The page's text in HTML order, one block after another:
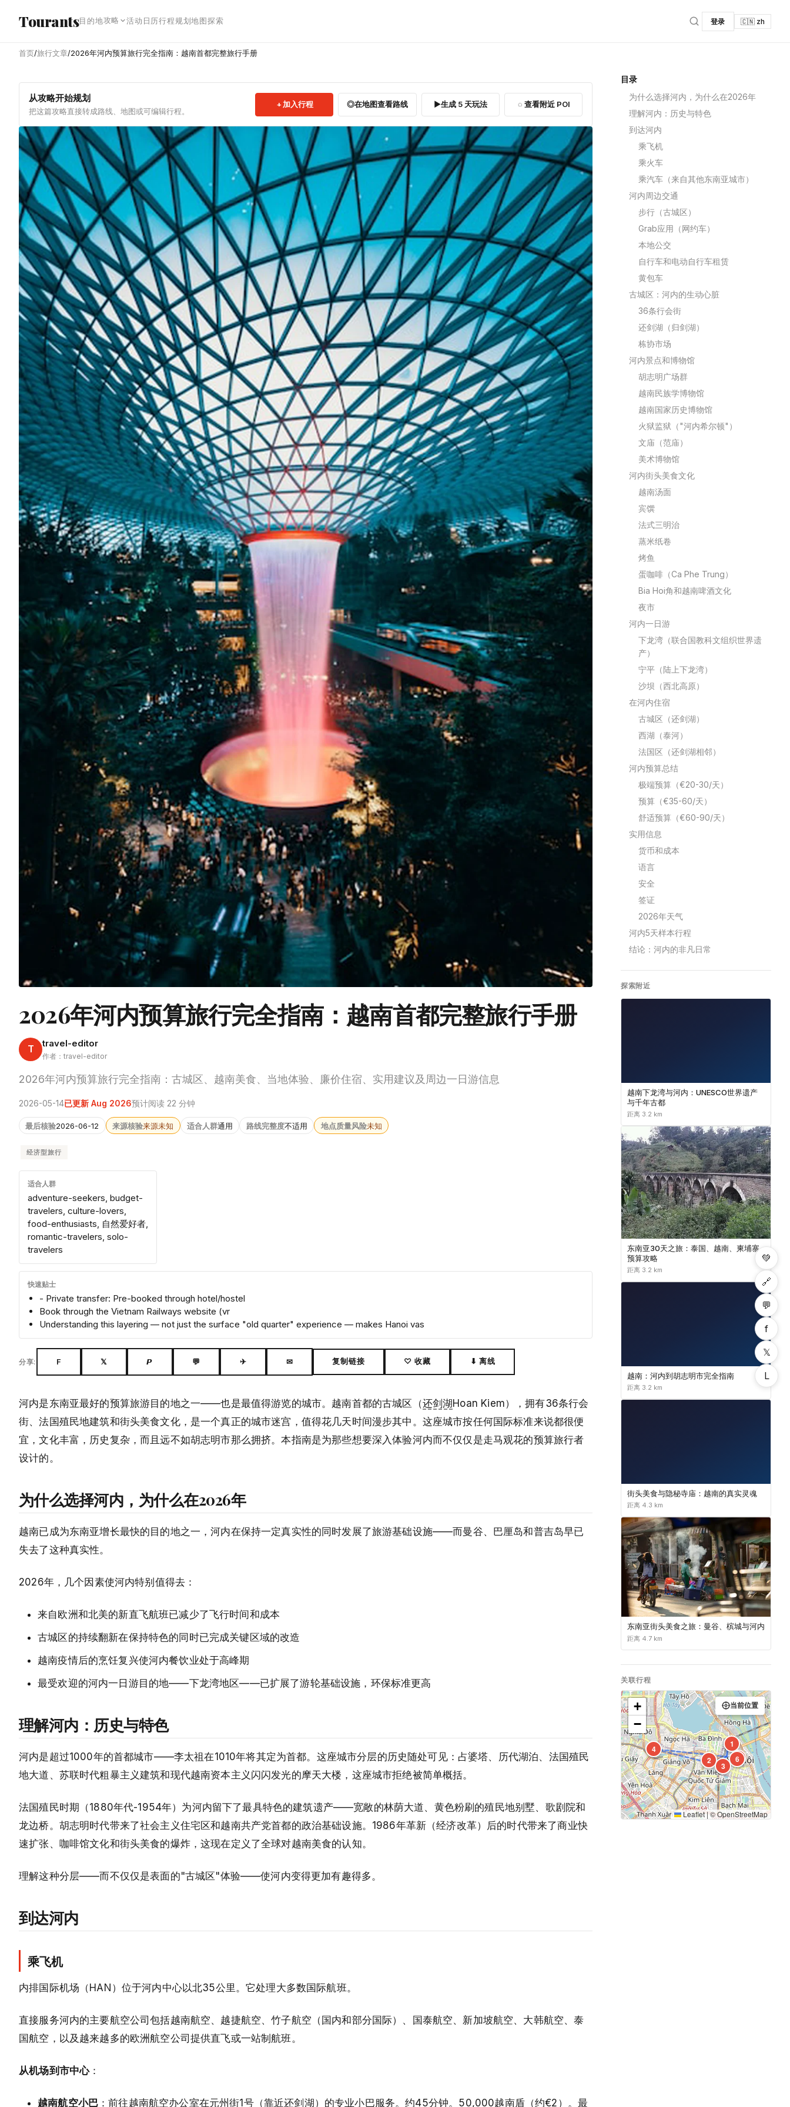
Tourants目的地攻略 活动日历行程规划地图探索 登录 🇨🇳 zh
首页/旅行文章/2026年河内预算旅行完全指南：越南首都完整旅行手册
从攻略开始规划
把这篇攻略直接转成路线、地图或可编辑行程。
加入行程 在地图查看路线 生成 5 天玩法 查看附近 POI
2026年河内预算旅行完全指南：越南首都完整旅行手册
T travel-editor
作者：travel-editor
2026年河内预算旅行完全指南：古城区、越南美食、当地体验、廉价住宿、实用建议及周边一日游信息
2026-05-14已更新 Aug 2026预计阅读 22 分钟
最后核验2026-06-12 来源核验来源未知 适合人群通用 路线完整度不适用 地点质量风险未知
经济型旅行
适合人群
adventure-seekers, budget-
travelers, culture-lovers,
food-enthusiasts, 自然爱好者,
romantic-travelers, solo-
travelers
快速贴士
- Private transfer: Pre-booked through hotel/hostel
Book through the Vietnam Railways website (vr
Understanding this layering — not just the surface "old quarter" experience — makes Hanoi vas
分享: F 𝕏 𝙋 💬 ✈ ✉ 复制链接 ♡ 收藏 ⬇ 离线
河内是东南亚最好的预算旅游目的地之一——也是最值得游览的城市。越南首都的古城区（还剑湖Hoan Kiem），拥有36条行会
街、法国殖民地建筑和街头美食文化，是一个真正的城市迷宫，值得花几天时间漫步其中。这座城市按任何国际标准来说都很便
宜，文化丰富，历史复杂，而且远不如胡志明市那么拥挤。本指南是为那些想要深入体验河内而不仅仅是走马观花的预算旅行者
设计的。
为什么选择河内，为什么在2026年
越南已成为东南亚增长最快的目的地之一，河内在保持一定真实性的同时发展了旅游基础设施——而曼谷、巴厘岛和普吉岛早已
失去了这种真实性。
2026年，几个因素使河内特别值得去：
来自欧洲和北美的新直飞航班已减少了飞行时间和成本
古城区的持续翻新在保持特色的同时已完成关键区域的改造
越南疫情后的烹饪复兴使河内餐饮业处于高峰期
最受欢迎的河内一日游目的地——下龙湾地区——已扩展了游轮基础设施，环保标准更高
理解河内：历史与特色
河内是超过1000年的首都城市——李太祖在1010年将其定为首都。这座城市分层的历史随处可见：占婆塔、历代湖泊、法国殖民
地大道、苏联时代粗暴主义建筑和现代越南资本主义闪闪发光的摩天大楼，这座城市拒绝被简单概括。
法国殖民时期（1880年代-1954年）为河内留下了最具特色的建筑遗产——宽敞的林荫大道、黄色粉刷的殖民地别墅、歌剧院和
龙边桥。胡志明时代带来了社会主义住宅区和越南共产党首都的政治基础设施。1986年革新（经济改革）后的时代带来了商业快
速扩张、咖啡馆文化和街头美食的爆炸，这现在定义了全球对越南美食的认知。
理解这种分层——而不仅仅是表面的"古城区"体验——使河内变得更加有趣得多。
到达河内
乘飞机
内排国际机场（HAN）位于河内中心以北35公里。它处理大多数国际航班。
直接服务河内的主要航空公司包括越南航空、越捷航空、竹子航空（国内和部分国际）、国泰航空、新加坡航空、大韩航空、泰
国航空，以及越来越多的欧洲航空公司提供直飞或一站制航班。
从机场到市中心：
越南航空小巴 ：前往越南航空办公室在元州街1号（靠近还剑湖）的专业小巴服务。约45分钟。50,000越南盾（约€2）。最
目录
为什么选择河内，为什么在2026年
理解河内：历史与特色
到达河内
乘飞机
乘火车
乘汽车（来自其他东南亚城市）
河内周边交通
步行（古城区）
Grab应用（网约车）
本地公交
自行车和电动自行车租赁
黄包车
古城区：河内的生动心脏
36条行会街
还剑湖（归剑湖）
栋协市场
河内景点和博物馆
胡志明广场群
越南民族学博物馆
越南国家历史博物馆
火狱监狱（"河内希尔顿"）
文庙（范庙）
美术博物馆
河内街头美食文化
越南汤面
宾馔
法式三明治
蒸米纸卷
烤鱼
蛋咖啡（Ca Phe Trung）
Bia Hoi角和越南啤酒文化
夜市
河内一日游
下龙湾（联合国教科文组织世界遗
产）
宁平（陆上下龙湾）
沙坝（西北高原）
在河内住宿
古城区（还剑湖）
西湖（泰河）
法国区（还剑湖相邻）
河内预算总结
极端预算（€20-30/天）
预算（€35-60/天）
舒适预算（€60-90/天）
实用信息
货币和成本
语言
安全
签证
2026年天气
河内5天样本行程
结论：河内的非凡日常
探索附近
越南下龙湾与河内：UNESCO世界遗产
与千年古都
距离 3.2 km
东南亚30天之旅：泰国、越南、柬埔寨
预算攻略
距离 3.2 km
越南：河内到胡志明市完全指南
距离 3.2 km
街头美食与隐秘寺庙：越南的真实灵魂
距离 4.3 km
东南亚街头美食之旅：曼谷、槟城与河内
距离 4.7 km
关联行程
1
2
3
4
5
6
+
−
当前位置
Leaflet|©OpenStreetMap
💚
🔗
💬
f
𝕏
L